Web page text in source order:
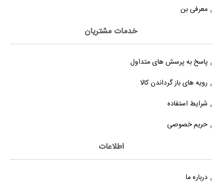
معرفی بن
خدمات مشتریان
پاسخ به پرسش های متداول
رویه های باز گرداندن کالا
شرایط استفاده
حریم خصوصی
اطلاعات
درباره ما